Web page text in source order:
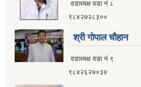
वडाध्यक्ष वडा नं ८
९८४२७२८३००
श्री गाेपाल चाैहान
वडाध्यक्ष वडा नं ९
९८४२६२७०३४